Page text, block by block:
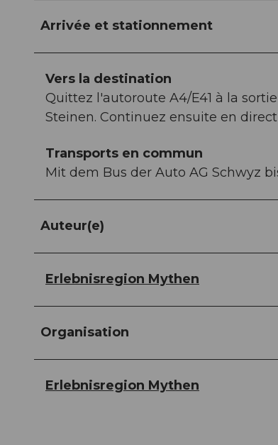
Arrivée et stationnement
Vers la destination
Quittez l'autoroute A4/E41 à la
Steinen. Continuez ensuite en
Transports en commun
Mit dem Bus der Auto AG Schwyz
Auteur(e)
Erlebnisregion Mythen
Organisation
Erlebnisregion Mythen